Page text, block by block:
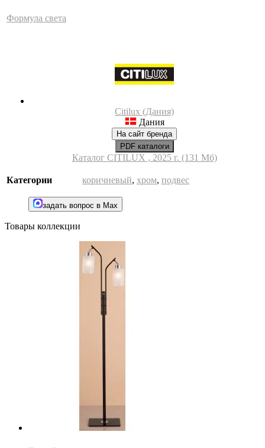
Формула света
Citilux (Дания)
Дания
На сайт бренда
PDF каталоги
Каталог CITILUX , 2025 г. (131 Мб)
Категории коричневый, хром, подвес
задать вопрос в Max
Товары коллекции